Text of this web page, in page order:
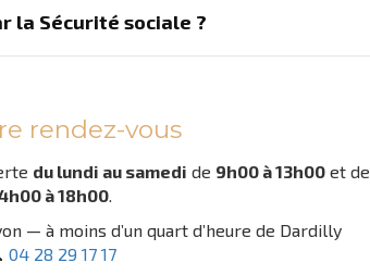
la Sécurité sociale ?
rendez-vous
du lundi au samedi de 9h00 à 13h00et de
à 18h00.
— à moins d’un quart d’heure de Dardilly
04 28 29 17 17